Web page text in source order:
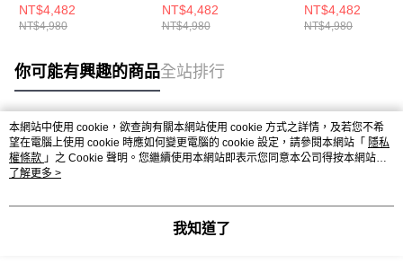
上衣 復古暮藍
NT$4,482
NT$4,980
上衣 黑色
NT$4,482
NT$4,980
上衣 黑色
NT$4,482
NT$4,980
你可能有興趣的商品全站排行
熱門標籤
本網站中使用 cookie，欲查詢有關本網站使用 cookie 方式之詳情，及若您不希
望在電腦上使用 cookie 時應如何變更電腦的 cookie 設定，請參閱本網站「 隱私
權條款 」之 Cookie 聲明。您繼續使用本網站即表示您同意本公司得按本網站使
用條款之 Cookie 聲明使用 cookie。
了解更多 >
我知道了